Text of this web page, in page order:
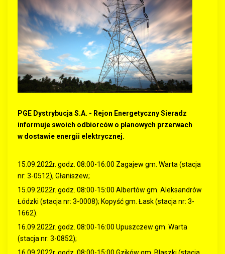
PGE Dystrybucja S.A. - Rejon Energetyczny Sieradz
informuje swoich odbiorców o planowych przerwach
w dostawie energii elektrycznej.
15.09.2022r. godz. 08:00-16:00 Zagajew gm. Warta (stacja
nr: 3-0512), Głaniszew;
15.09.2022r. godz. 08:00-15:00 Albertów gm. Aleksandrów
Łódzki (stacja nr: 3-0008); Kopyść gm. Łask (stacja nr: 3-
1662).
16.09.2022r. godz. 08:00-16:00 Upuszczew gm. Warta
(stacja nr: 3-0852);